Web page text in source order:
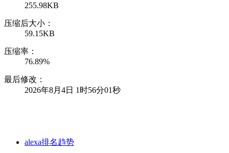
255.98KB
压缩后大小：
59.15KB
压缩率：
76.89%
最后修改：
2026年8月4日 1时56分01秒
alexa排名趋势